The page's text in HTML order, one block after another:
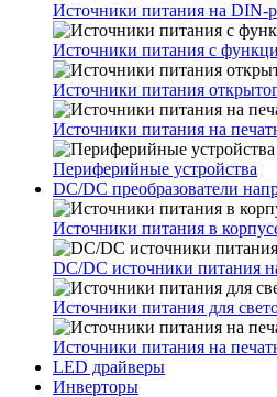
Источники питания на DIN-
Источники питания с
Источники питания
Источники питания на
Периферийные устройства
DC/DC преобразователи
Источники питания в
DC/DC источники питания
Источники питания для
Источники питания на
LED драйверы
Инверторы